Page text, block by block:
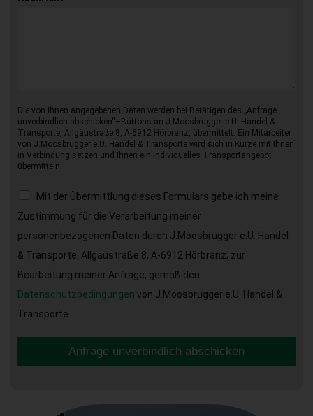
Die von Ihnen angegebenen Daten werden bei Betätigen des „Anfrage
unverbindlich abschicken“–Buttons an J.Moosbrugger e.U. Handel &
Transporte, Allgäustraße 8, A-6912 Hörbranz, übermittelt. Ein Mitarbeiter
von J.Moosbrugger e.U. Handel & Transporte wird sich in Kürze mit Ihnen
in Verbindung setzen und Ihnen ein individuelles Transportangebot
übermitteln.
Mit der Übermittlung dieses Formulars gebe ich meine
Zustimmung für die Verarbeitung meiner
personenbezogenen Daten durch J.Moosbrugger e.U. Handel
& Transporte, Allgäustraße 8, A-6912 Hörbranz, zur
Bearbeitung meiner Anfrage, gemäß den
Datenschutzbedingungen von J.Moosbrugger e.U. Handel &
Transporte.
Anfrage unverbindlich abschicken